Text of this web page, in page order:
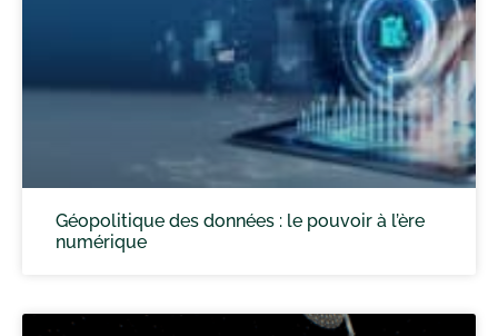
Géopolitique des données : le pouvoir à l’ère
numérique